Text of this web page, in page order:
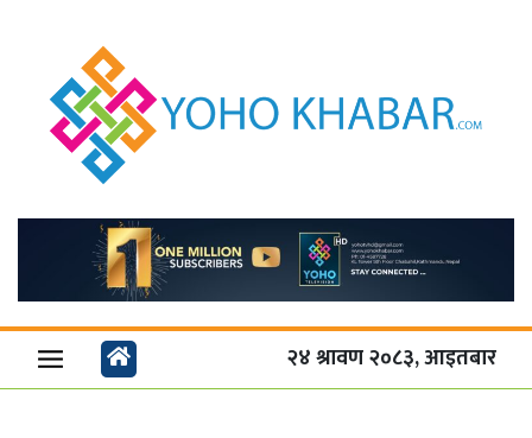
२४ श्रावण २०८३, आइतबार